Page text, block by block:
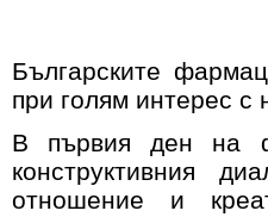
Българските
при голям интерес с
В първия ден на
конструктивния
отношение и